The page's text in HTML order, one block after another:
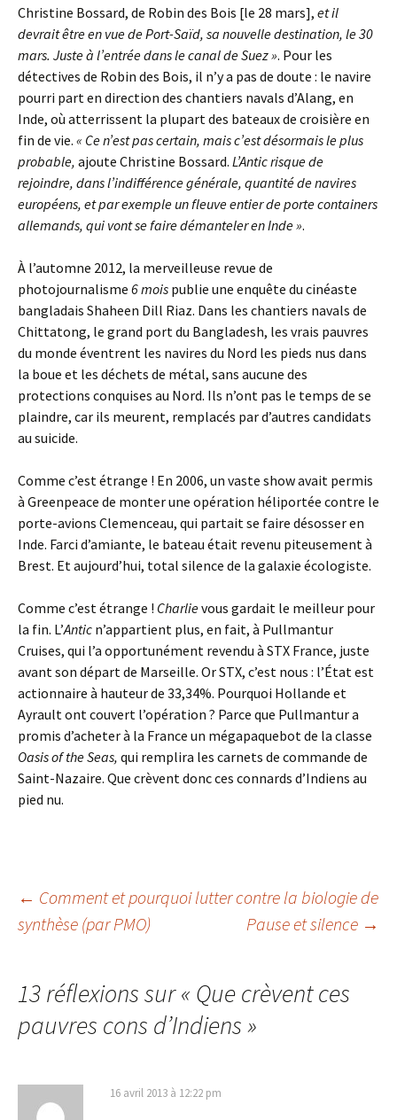
Christine Bossard, de Robin des Bois [le 28 mars], et il
devrait être en vue de Port-Saïd, sa nouvelle destination, le 30
mars. Juste à l’entrée dans le canal de Suez ». Pour les
détectives de Robin des Bois, il n’y a pas de doute : le navire
pourri part en direction des chantiers navals d’Alang, en
Inde, où atterrissent la plupart des bateaux de croisière en
fin de vie. « Ce n’est pas certain, mais c’est désormais le plus
probable, ajoute Christine Bossard. L’Antic risque de
rejoindre, dans l’indifférence générale, quantité de navires
européens, et par exemple un fleuve entier de porte containers
allemands, qui vont se faire démanteler en Inde ».
À l’automne 2012, la merveilleuse revue de
photojournalisme 6 mois publie une enquête du cinéaste
bangladais Shaheen Dill Riaz. Dans les chantiers navals de
Chittatong, le grand port du Bangladesh, les vrais pauvres
du monde éventrent les navires du Nord les pieds nus dans
la boue et les déchets de métal, sans aucune des
protections conquises au Nord. Ils n’ont pas le temps de se
plaindre, car ils meurent, remplacés par d’autres candidats
au suicide.
Comme c’est étrange ! En 2006, un vaste show avait permis
à Greenpeace de monter une opération héliportée contre le
porte-avions Clemenceau, qui partait se faire désosser en
Inde. Farci d’amiante, le bateau était revenu piteusement à
Brest. Et aujourd’hui, total silence de la galaxie écologiste.
Comme c’est étrange ! Charlievous gardait le meilleur pour
la fin. L’Antic n’appartient plus, en fait, à Pullmantur
Cruises, qui l’a opportunément revendu à STX France, juste
avant son départ de Marseille. Or STX, c’est nous : l’État est
actionnaire à hauteur de 33,34%. Pourquoi Hollande et
Ayrault ont couvert l’opération ? Parce que Pullmantur a
promis d’acheter à la France un mégapaquebot de la classe
Oasis of the Seas, qui remplira les carnets de commande de
Saint-Nazaire. Que crèvent donc ces connards d’Indiens au
pied nu.
Navigation
articles
← Comment et pourquoi lutter contre la biologie de
synthèse (par PMO)
Pause et silence →
13 réflexions sur « Que crèvent ces
pauvres cons d’Indiens»
16 avril 2013 à 12:22 pm